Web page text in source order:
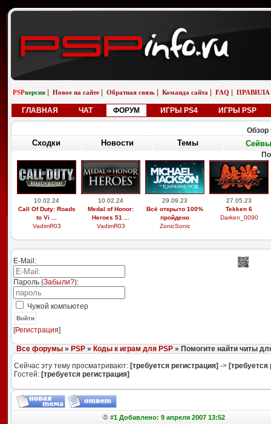
PSPверсия Новое на сайте Обратная связь Команда сайта FAQ ПРАВИЛА
ГЛАВНАЯ ЧАТ ФОРУМ ИГРЫ PS4 ИГРЫ PSP
Обзор
Сходки Новости Темы Сейвы
10.02.24
Call Of Duty: Roads
to Vi ...
VadimR03
10.02.24
Medal of Honor:
Heroes 51 ...
VadimR03
29.09.23
Всё открыто 100%
пройдено
ZonicSonic
27.05.23
Tekken 6
Darken_0090
E-Mail:
Пароль (Забыли?):
Чужой компьютер
Войти
[Регистрация]
Все форумы» PSP» Коды к играм для PSP» Помогите найти читы
Сейчас эту тему просматривают: [требуется регистрация] -> [требуется
Гостей: [требуется регистрация]
#1 Добавлено: 9 апреля 2007 13:52